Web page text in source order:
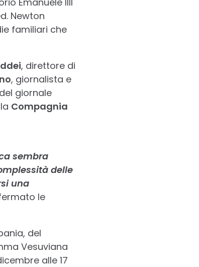
Newton
familiari che
, direttore di
, giornalista e
giornale
Compagnia
sembra
delle
una
le
del
Vesuviana
alle 17